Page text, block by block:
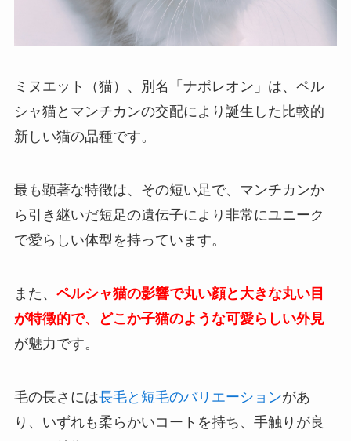
ミヌエット（猫）、別名「ナポレオン」は、ペル
シャ猫とマンチカンの交配により誕生した比較的
新しい猫の品種です。
最も顕著な特徴は、その短い足で、マンチカンか
ら引き継いだ短足の遺伝子により非常にユニーク
で愛らしい体型を持っています。
また、 ペルシャ猫の影響で丸い顔と大きな丸い目
が特徴的で、どこか子猫のような可愛らしい外見
が魅力です。
毛の長さには長毛と短毛のバリエーションがあ
り、いずれも柔らかいコートを持ち、手触りが良